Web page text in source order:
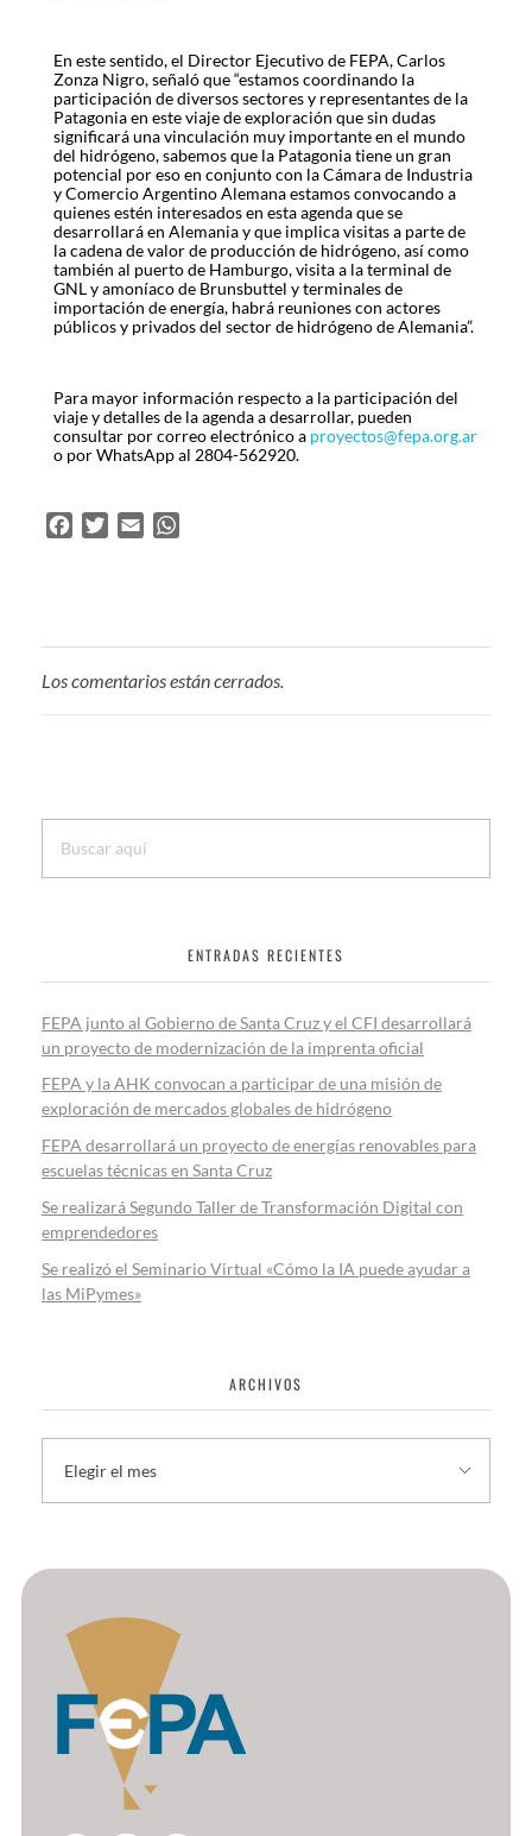
En este sentido, el Director Ejecutivo de FEPA, Carlos
Zonza Nigro, señaló que “estamos coordinando la
participación de diversos sectores y representantes de la
Patagonia en este viaje de exploración que sin dudas
significará una vinculación muy importante en el mundo
del hidrógeno, sabemos que la Patagonia tiene un gran
potencial por eso en conjunto con la Cámara de Industria
y Comercio Argentino Alemana estamos convocando a
quienes estén interesados en esta agenda que se
desarrollará en Alemania y que implica visitas a parte de
la cadena de valor de producción de hidrógeno, así como
también al puerto de Hamburgo, visita a la terminal de
GNL y amoníaco de Brunsbuttel y terminales de
importación de energía, habrá reuniones con actores
públicos y privados del sector de hidrógeno de Alemania”.
Para mayor información respecto a la participación del
viaje y detalles de la agenda a desarrollar, pueden
consultar por correo electrónico a proyectos@fepa.org.ar
o por WhatsApp al 2804-562920.
o
o
e
r
A
p
Los comentarios están cerrados.
ENTRADAS RECIENTES
FEPA junto al Gobierno de Santa Cruz y el CFI desarrollará
un proyecto de modernización de la imprenta oficial
FEPA y la AHK convocan a participar de una misión de
exploración de mercados globales de hidrógeno
FEPA desarrollará un proyecto de energías renovables para
escuelas técnicas en Santa Cruz
Se realizará Segundo Taller de Transformación Digital con
emprendedores
Se realizó el Seminario Virtual «Cómo la IA puede ayudar a
las MiPymes»
ARCHIVOS